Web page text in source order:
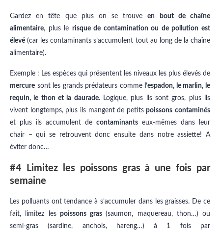
Gardez en tête que plus on se trouveen bout de chaîne
alimentaire, plus le risque de contamination ou de pollution est
élevé (car les contaminants s’accumulent tout au long de la chaîne
alimentaire).
Exemple : Les espèces qui présentent les niveaux les plus élevés de
mercure sont les grands prédateurs comme l’espadon, le marlin, le
requin, le thon et la daurade. Logique, plus ils sont gros, plus ils
vivent longtemps, plus ils mangent de petitspoissons contaminés
et plus ils accumulent de contaminants eux-mêmes dans leur
chair – qui se retrouvent donc ensuite dans notre assiette! A
éviter donc…
#4 Limitez les poissons gras à une fois par
semaine
Les polluants ont tendance à s’accumuler dans les graisses. De ce
fait, limitez lespoissons gras(saumon, maquereau, thon…) ou
semi-gras (sardine, anchois, hareng…) à 1 fois par